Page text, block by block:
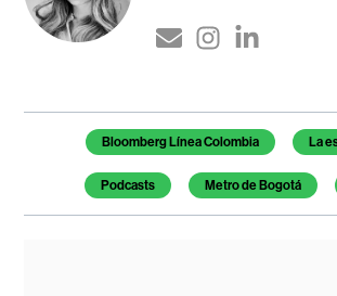
Temas de este artículo
Bloomberg Línea Colombia La
Podcasts Metro de Bogotá